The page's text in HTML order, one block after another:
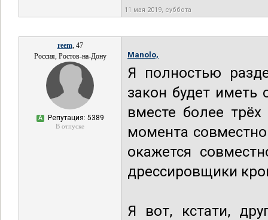
11 мая 2019, суббота
reem, 47
Россия, Ростов-на-Дону
А Репутация: 5389
В отпуске
Manolo,
Я полностью
закон будет иметь
вместе более
момента
окажется
дрессировщики
Я вот, кстати,